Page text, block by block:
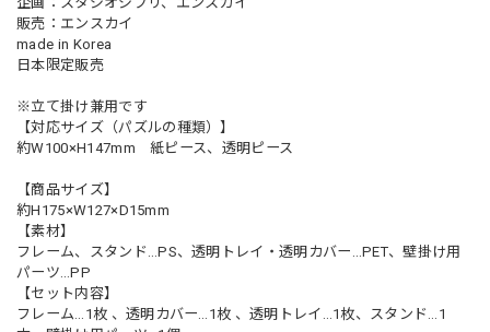
販売：エンスカイ
made in Korea
日本限定販売
※立て掛け兼用です
【対応サイズ（パズルの種類）】
約W100×H147mm 紙ピース、透明ピース
【商品サイズ】
約H175×W127×D15mm
【素材】
フレーム、スタンド…PS、透明トレイ・透明カバー…PET、壁掛け用
パーツ…PP
【セット内容】
フレーム…1枚 、透明カバー…1枚 、透明トレイ…1枚、スタンド…1